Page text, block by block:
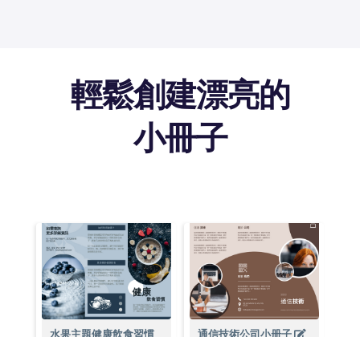
輕鬆創建漂亮的
小冊子
水果主題健康飲食習慣 通信技術公司小册子